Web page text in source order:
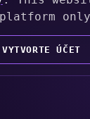
VYTVORTE ÚČET